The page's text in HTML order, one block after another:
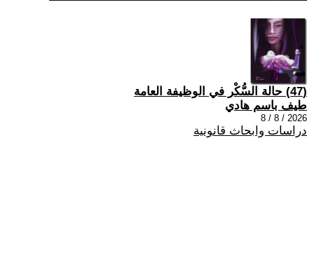
(47) حالة السُّكْر في الوظيفة العامة
طيف باسم هادي
2026 / 8 / 8
دراسات وابحاث قانونية